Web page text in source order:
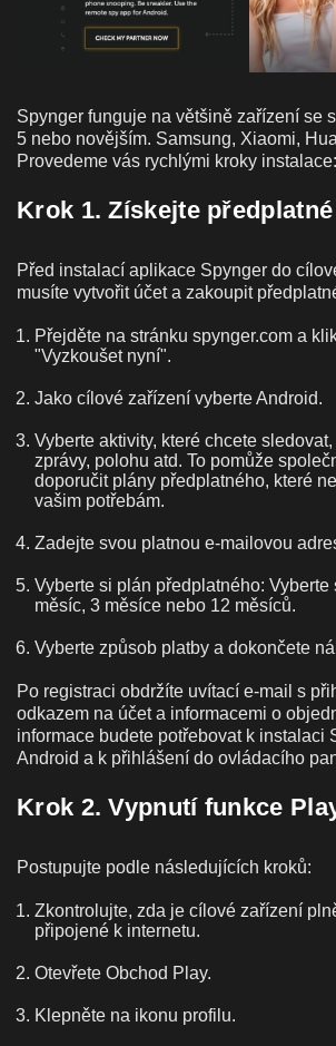
Spynger funguje na většině zařízení se
5 nebo novějším. Samsung, Xiaomi,
Provedeme vás rychlými kroky instalace:
Krok 1. Získejte předplatné
Před instalací aplikace Spynger do
musíte vytvořit účet a zakoupit
Přejděte na stránku spynger.com a
"Vyzkoušet nyní".
Jako cílové zařízení vyberte Android.
Vyberte aktivity, které chcete
zprávy, polohu atd. To pomůže
doporučit plány předplatného, které
vašim potřebám.
Zadejte svou platnou e-mailovou
Vyberte si plán předplatného: Vyberte
měsíc, 3 měsíce nebo 12 měsíců.
Vyberte způsob platby a dokončete
Po registraci obdržíte uvítací e-mail s
odkazem na účet a informacemi o
informace budete potřebovat k instalaci
Android a k přihlášení do ovládacího
Krok 2. Vypnutí funkce
Postupujte podle následujících kroků:
Zkontrolujte, zda je cílové zařízení
připojené k internetu.
Otevřete Obchod Play.
Klepněte na ikonu profilu.